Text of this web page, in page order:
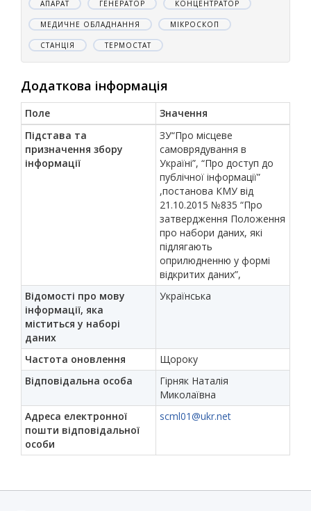
АПАРАТ ГЕНЕРАТОР КОНЦЕНТРАТОР
МЕДИЧНЕ ОБЛАДНАННЯ МІКРОСКОП
СТАНЦІЯ ТЕРМОСТАТ
Додаткова інформація
Поле
Значення
Підстава та
призначення збору
інформації
ЗУ“Про місцеве
самоврядування в
Україні”, “Про доступ до
публічної інформації”
,постанова КМУ від
21.10.2015 №835 “Про
затвердження Положення
про набори даних, які
підлягають
оприлюдненню у формі
відкритих даних”,
Відомості про мову
інформації, яка
міститься у наборі
даних
Українська
Частота оновлення
Щороку
Відповідальна особа
Гірняк Наталія
Миколаївна
Адреса електронної
пошти відповідальної
особи
scml01@ukr.net